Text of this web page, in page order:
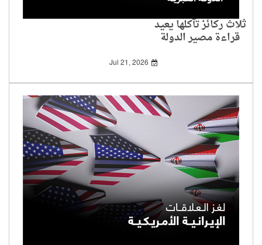
ثلاث ركائز تآكلها يعيد
قراءة مصير الدولة
Jul 21, 2026